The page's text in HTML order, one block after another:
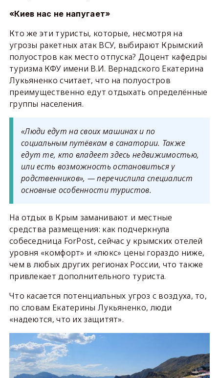
«Киев нас не напугает»
Кто же эти туристы, которые, несмотря на
угрозы ракетных атак ВСУ, выбирают Крымский
полуостров как место отпуска? Доцент кафедры
туризма КФУ имени В.И. Вернадского Екатерина
Лукьяненко считает, что на полуостров
преимущественно едут отдыхать определённые
группы населения.
«Люди едут на своих машинах и по
социальным путёвкам в санатории. Также
едут те, кто владеет здесь недвижимостью,
или есть возможность остановиться у
родственников», — перечислила специалист
основные особенности туристов.
На отдых в Крым заманивают и местные
средства размещения: как подчеркнула
собеседница ForPost, сейчас у крымских отелей
уровня «комфорт» и «люкс» цены гораздо ниже,
чем в любых других регионах России, что также
привлекает дополнительного туриста.
Что касается потенциальных угроз с воздуха, то,
по словам Екатерины Лукьяненко, люди
«надеются, что их защитят».